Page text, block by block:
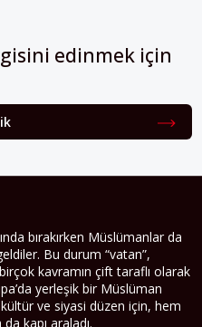
edinmek için
bırakırken Müslümanlar da
Bu durum “vatan”,
kavramın çift taraflı olarak
yerleşik bir Müslüman
ve siyasi düzen için, hem
kapı araladı.